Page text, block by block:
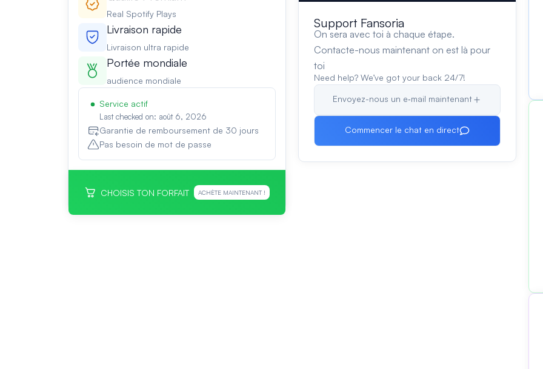
Real Spotify Plays
Livraison rapide
Livraison ultra rapide
Portée mondiale
audience mondiale
Service actif
Last checked on: août 6, 2026
Garantie de remboursement de 30 jours
Pas besoin de mot de passe
CHOISIS TON FORFAIT ACHÈTE MAINTENANT !
Support Fansoria
On sera avec toi à chaque étape.
Contacte-nous maintenant on est là pour
toi
Need help? We’ve got your back 24/7!
Envoyez-nous un e‑mail maintenant
Commencer le chat en direct